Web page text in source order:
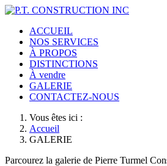
ACCUEIL
NOS SERVICES
À PROPOS
DISTINCTIONS
À vendre
GALERIE
CONTACTEZ-NOUS
Vous êtes ici :
Accueil
GALERIE
Parcourez la galerie de Pierre Turmel